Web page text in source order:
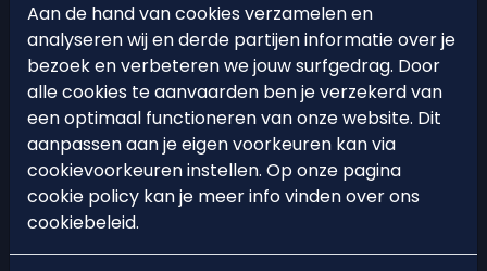
BEARS'ACADEMY
Lid worden
Starten met hockey
Trainingsschema
Ploegindeling
EVENTS
Events
Hockeystages &
Aan de hand van cookies verzamelen en
analyseren wij en derde partijen informatie over je
bezoek en verbeteren we jouw surfgedrag. Door
alle cookies te aanvaarden ben je verzekerd van
een optimaal functioneren van onze website. Dit
aanpassen aan je eigen voorkeuren kan via
cookievoorkeuren instellen. Op onze pagina
cookie policy kan je meer info vinden over ons
cookiebeleid.